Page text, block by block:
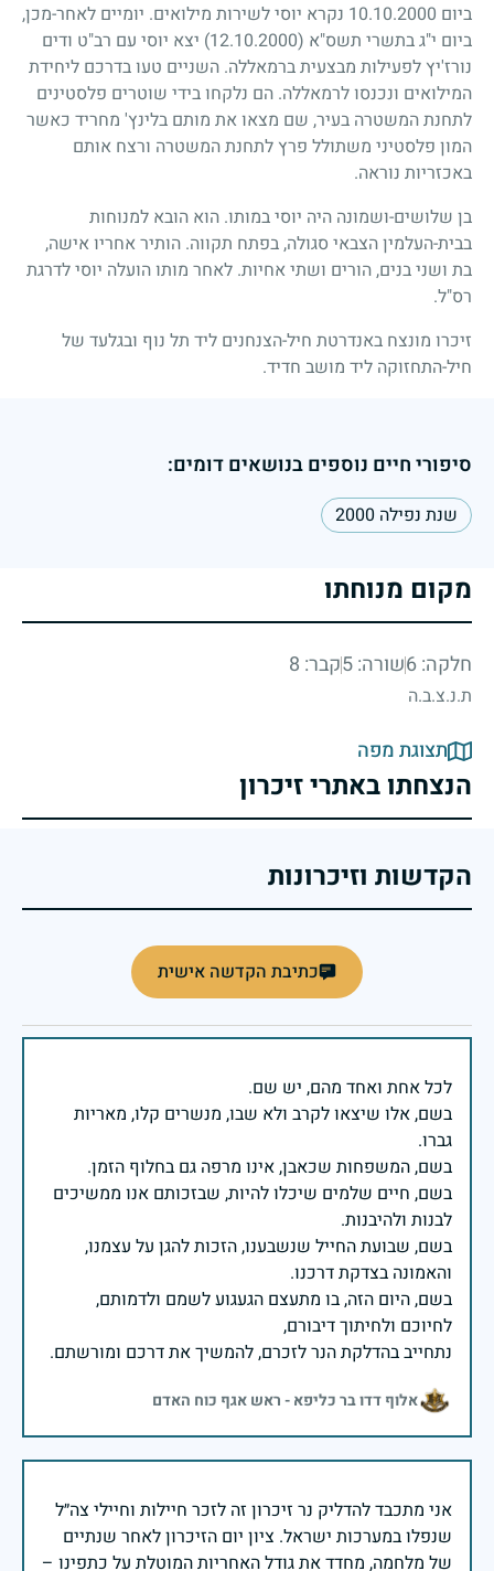
ביום 10.10.2000 נקרא יוסי לשירות מילואים. יומיים לאחר-מכן,
ביום י"ג בתשרי תשס"א (12.10.2000)
יצא יוסי עם רב"ט ודים
נורז'יץ לפעילות מבצעית ברמאללה. השניים טעו בדרכם ליחידת
המילואים ונכנסו לרמאללה. הם נלקחו בידי שוטרים פלסטינים
לתחנת המשטרה בעיר, שם מצאו את מותם בלינץ' מחריד כאשר
המון פלסטיני משתולל פרץ לתחנת המשטרה ורצח אותם
באכזריות נוראה.
בן שלושים-ושמונה היה יוסי במותו. הוא הובא למנוחות
בבית-העלמין הצבאי סגולה, בפתח תקווה. הותיר אחריו אישה,
בת ושני בנים, הורים ושתי אחיות. לאחר מותו הועלה יוסי לדרגת
רס"ל.
זיכרו מונצח באנדרטת חיל-הצנחנים ליד תל נוף ובגלעד של
חיל-התחזוקה ליד מושב חדיד.
סיפורי חיים נוספים בנושאים דומים:
שנת נפילה 2000
מקום מנוחתו
חלקה: 6 שורה: 5 קבר: 8
ת.נ.צ.ב.ה
תצוגת מפה
הנצחתו באתרי זיכרון
הקדשות וזיכרונות
כתיבת הקדשה אישית
בשם, אלו שיצאו לקרב ולא שבו, מנשרים קלו, מאריות
בשם, חיים שלמים שיכלו להיות, שבזכותם אנו ממשיכים
בשם, שבועת החייל שנשבענו, הזכות להגן על עצמנו,
בשם, היום הזה, בו מתעצם הגעגוע לשמם ולדמותם,
נתחייב בהדלקת הנר לזכרם, להמשיך את דרכם ומורשתם.
אלוף דדו בר כליפא - ראש אגף כוח האדם
אני מתכבד להדליק נר זיכרון זה לזכר חיילות וחיילי צה״ל
שנפלו במערכות ישראל. ציון יום הזיכרון לאחר שנתיים
של מלחמה, מחדד את גודל האחריות המוטלת על כתפינו –